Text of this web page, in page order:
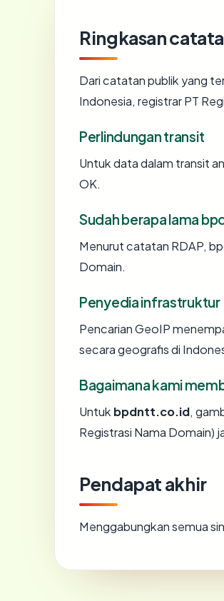
Ringkasan
Dari catatan publik yang
Indonesia, registrar PT
Perlindungan transit
Untuk data dalam transit
OK.
Sudah berapa lama
Menurut catatan RDAP,
Domain.
Penyedia infrastruktur
Pencarian GeoIP
secara geografis di
Bagaimana kami
Untuk bpdntt.co.id,
Registrasi Nama Domain)
Pendapat akhir
Menggabungkan semua